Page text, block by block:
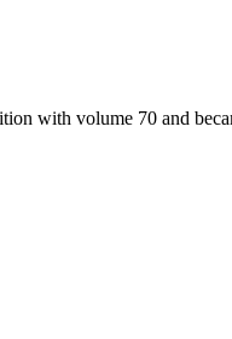
with volume 70 and